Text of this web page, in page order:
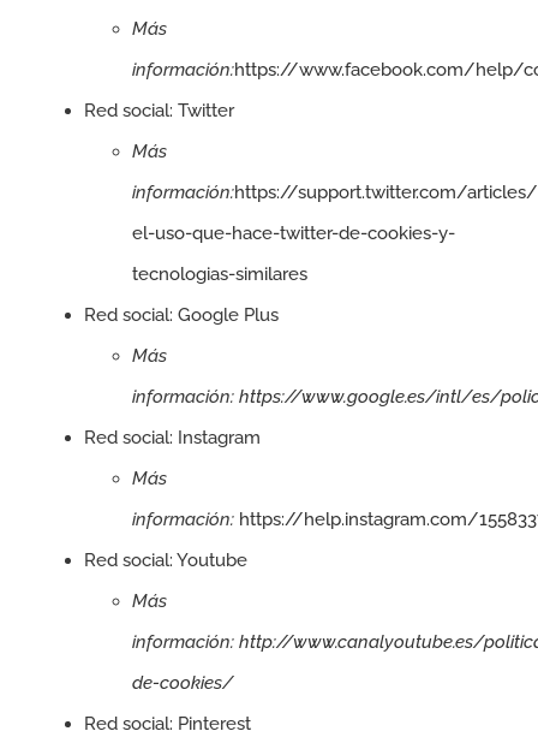
Más
información:https://www.facebook.com/help/
Red social: Twitter
Más
información:https://support.twitter.com/articles/
el-uso-que-hace-twitter-de-cookies-y-
tecnologias-similares
Red social: Google Plus
Más
información: https://www.google.es/intl/es/
Red social: Instagram
Más
información: https://help.instagram.com/
Red social: Youtube
Más
información: http://www.canalyoutube.es/
de-cookies/
Red social: Pinterest